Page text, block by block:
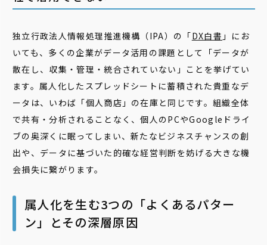
独立行政法人情報処理推進機構（IPA）の「DX白書 」にお
いても、多くの企業がデータ活用の課題として「データが
散在し、収集・管理・統合されていない」ことを挙げてい
ます。属人化したスプレッドシートに蓄積された貴重なデ
ータは、いわば「個人商店」の在庫と同じです。組織全体
で共有・分析されることなく、個人のPCやGoogleドライ
ブの奥深くに眠ってしまい、新たなビジネスチャンスの創
出や、データに基づいた的確な経営判断を妨げる大きな機
会損失に繋がります。
属人化を生む3つの「よくあるパター
ン」とその深層原因